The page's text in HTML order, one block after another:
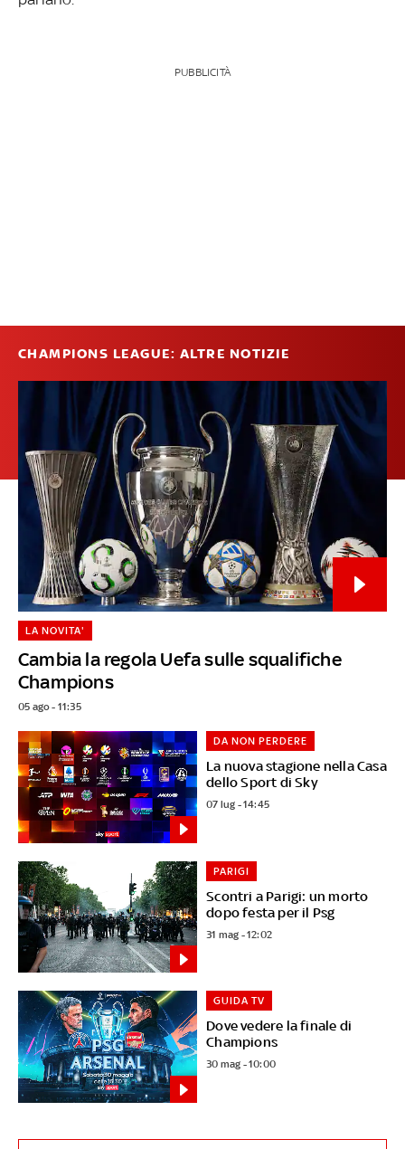
PUBBLICITÀ
CHAMPIONS LEAGUE: ALTRE NOTIZIE
Cambia la regola Uefa sulle squalifiche
Champions
LA NOVITA'
05 ago - 11:35
La nuova stagione nella Casa
dello Sport di Sky
DA NON PERDERE
07 lug - 14:45
Scontri a Parigi: un morto
dopo festa per il Psg
PARIGI
31 mag - 12:02
Dove vedere la finale di
Champions
GUIDA TV
30 mag - 10:00